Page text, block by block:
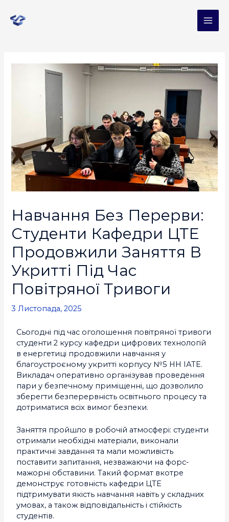
Навчання Без Перерви:
Студенти Кафедри ЦТЕ
Продовжили Заняття В
Укритті Під Час
Повітряної Тривоги
3 Листопада, 2025
Сьогодні під час оголошення повітряної тривоги
студенти 2 курсу кафедри цифрових технологій
в енергетиці продовжили навчання у
благоустроєному укритті корпусу №5 НН ІАТЕ.
Викладач оперативно організував проведення
пари у безпечному приміщенні, що дозволило
зберегти безперервність освітнього процесу та
дотриматися всіх вимог безпеки.
Заняття пройшло в робочій атмосфері: студенти
отримали необхідні матеріали, виконали
практичні завдання та мали можливість
поставити запитання, незважаючи на форс-
мажорні обставини. Такий формат вкотре
демонструє готовність кафедри ЦТЕ
підтримувати якість навчання навіть у складних
умовах, а також відповідальність і стійкість
студентів.